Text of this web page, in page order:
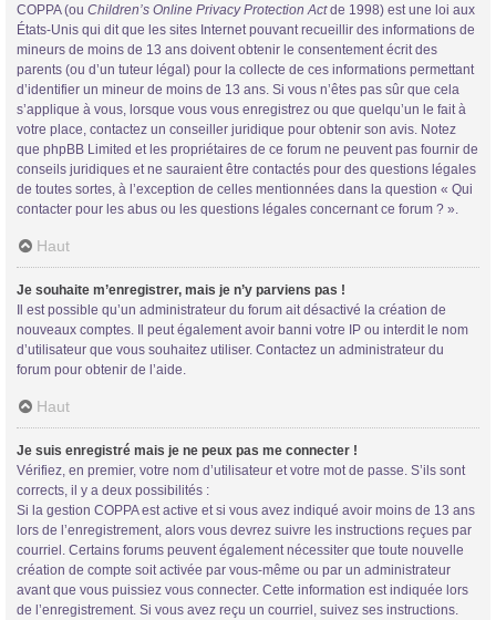
COPPA (ou Children’s Online Privacy Protection Actde 1998) est une loi aux
États-Unis qui dit que les sites Internet pouvant recueillir des informations de
mineurs de moins de 13 ans doivent obtenir le consentement écrit des
parents (ou d’un tuteur légal) pour la collecte de ces informations permettant
d’identifier un mineur de moins de 13 ans. Si vous n’êtes pas sûr que cela
s’applique à vous, lorsque vous vous enregistrez ou que quelqu’un le fait à
votre place, contactez un conseiller juridique pour obtenir son avis. Notez
que phpBB Limited et les propriétaires de ce forum ne peuvent pas fournir de
conseils juridiques et ne sauraient être contactés pour des questions légales
de toutes sortes, à l’exception de celles mentionnées dans la question « Qui
contacter pour les abus ou les questions légales concernant ce forum ? ».
Haut
Je souhaite m’enregistrer, mais je n’y parviens pas !
Il est possible qu’un administrateur du forum ait désactivé la création de
nouveaux comptes. Il peut également avoir banni votre IP ou interdit le nom
d’utilisateur que vous souhaitez utiliser. Contactez un administrateur du
forum pour obtenir de l’aide.
Haut
Je suis enregistré mais je ne peux pas me connecter !
Vérifiez, en premier, votre nom d’utilisateur et votre mot de passe. S’ils sont
corrects, il y a deux possibilités :
Si la gestion COPPA est active et si vous avez indiqué avoir moins de 13 ans
lors de l’enregistrement, alors vous devrez suivre les instructions reçues par
courriel. Certains forums peuvent également nécessiter que toute nouvelle
création de compte soit activée par vous-même ou par un administrateur
avant que vous puissiez vous connecter. Cette information est indiquée lors
de l’enregistrement. Si vous avez reçu un courriel, suivez ses instructions.